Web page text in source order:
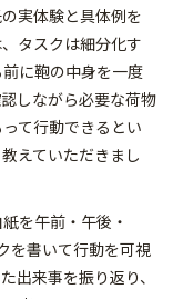
実体験と具体例を
タスクは細分化す
に鞄の中身を一度
しながら必要な荷物
て行動できるとい
えていただきまし
を午前・午後・
を書いて行動を可視
出来事を振り返り、